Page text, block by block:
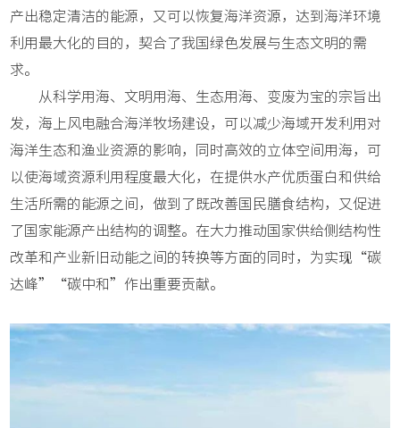
产出稳定清洁的能源，又可以恢复海洋资源，达到海洋环境
利用最大化的目的，契合了我国绿色发展与生态文明的需
求。
从科学用海、文明用海、生态用海、变废为宝的宗旨出
发，海上风电融合海洋牧场建设，可以减少海域开发利用对
海洋生态和渔业资源的影响，同时高效的立体空间用海，可
以使海域资源利用程度最大化，在提供水产优质蛋白和供给
生活所需的能源之间，做到了既改善国民膳食结构，又促进
了国家能源产出结构的调整。在大力推动国家供给侧结构性
改革和产业新旧动能之间的转换等方面的同时，为实现“碳
达峰”“碳中和”作出重要贡献。